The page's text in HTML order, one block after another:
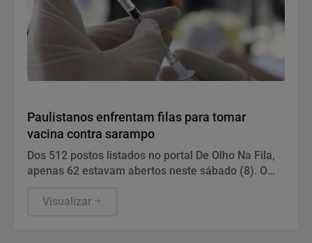
Paulistanos enfrentam filas para tomar
vacina contra sarampo
Dos 512 postos listados no portal De Olho Na Fila,
apenas 62 estavam abertos neste sábado (8). O
segunda a sexta-feira.
Visualizar